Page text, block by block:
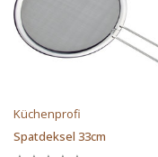
Küchenprofi
Spatdeksel 33cm